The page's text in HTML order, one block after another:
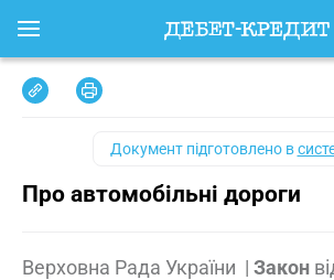
Документ підготовлено в
Про автомобільні дороги
Верховна Рада України | Закон